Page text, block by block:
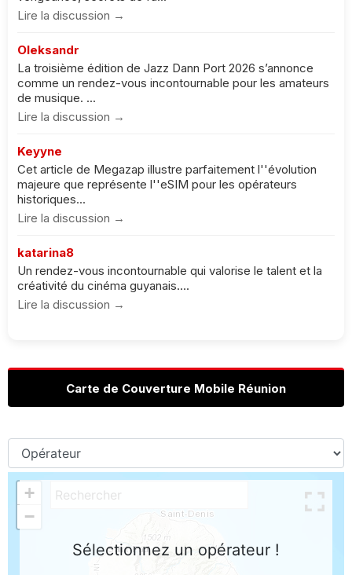
Lire la discussion →
Oleksandr
La troisième édition de Jazz Dann Port 2026 s’annonce
comme un rendez-vous incontournable pour les amateurs
de musique. ...
Lire la discussion →
Keyyne
Cet article de Megazap illustre parfaitement l''évolution
majeure que représente l''eSIM pour les opérateurs
historiques...
Lire la discussion →
katarina8
Un rendez-vous incontournable qui valorise le talent et la
créativité du cinéma guyanais....
Lire la discussion →
Carte de Couverture Mobile Réunion